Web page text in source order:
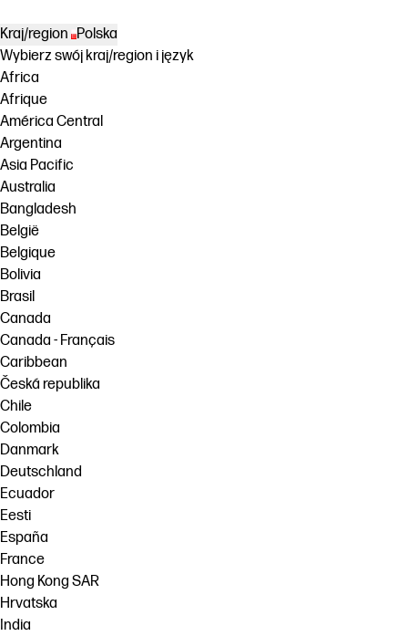
Kraj/region Polska
Wybierz swój kraj/region i język
Africa
Afrique
América Central
Argentina
Asia Pacific
Australia
Bangladesh
België
Belgique
Bolivia
Brasil
Canada
Canada - Français
Caribbean
Česká republika
Chile
Colombia
Danmark
Deutschland
Ecuador
Eesti
España
France
Hong Kong SAR
Hrvatska
India